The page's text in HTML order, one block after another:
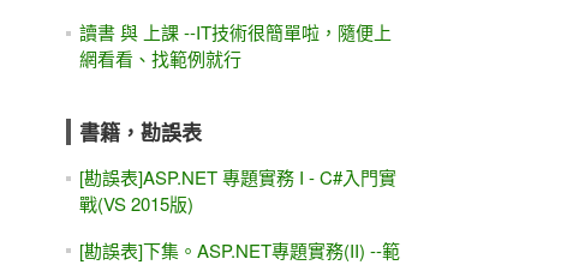
讀書 與 上課 --IT技術很簡單啦，隨便上
網看看、找範例就行
書籍，勘誤表
[勘誤表]ASP.NET 專題實務 I - C#入門實
戰(VS 2015版)
[勘誤表]下集。ASP.NET專題實務(II) --範